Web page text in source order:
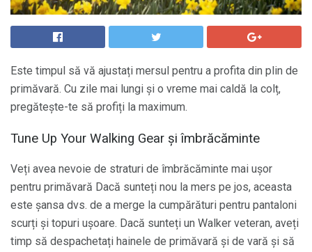
Este timpul să vă ajustați mersul pentru a profita din plin de
primăvară. Cu zile mai lungi și o vreme mai caldă la colț,
pregătește-te să profiți la maximum.
Tune Up Your Walking Gear și îmbrăcăminte
Veți avea nevoie de straturi de îmbrăcăminte mai ușor
pentru primăvară Dacă sunteți nou la mers pe jos, aceasta
este șansa dvs. de a merge la cumpărături pentru pantaloni
scurți și topuri ușoare. Dacă sunteți un Walker veteran, aveți
timp să despachetați hainele de primăvară și de vară și să